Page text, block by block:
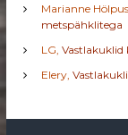
Marianne Hölpus
metspähklitega
LG ,Vastlakuklid
Elery ,